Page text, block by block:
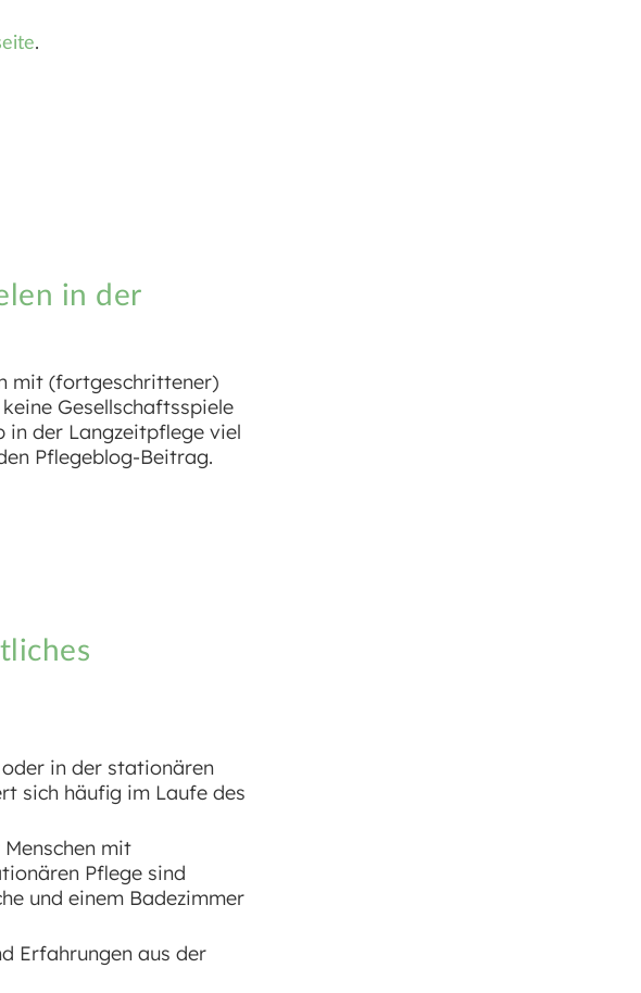
.
in der
mit (fortgeschrittener)
Gesellschaftsspiele
in der Langzeitpflege viel
Pflegeblog-Beitrag.
oder in der stationären
sich häufig im Laufe des
mit
Pflege sind
und einem Badezimmer
Erfahrungen aus der